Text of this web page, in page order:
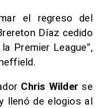
el regreso del
Díaz cedido
Premier League”,
Chris Wilder se
llenó de elogios al